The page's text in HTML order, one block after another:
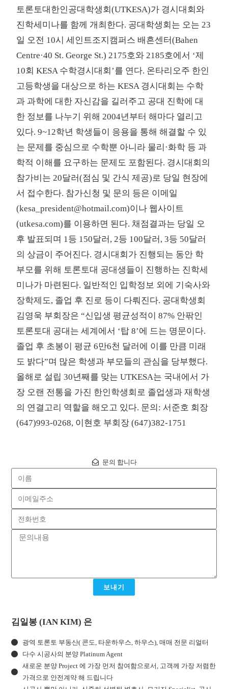
토론토대한인공대학생회(UTKESA)가 경시대회와
진학세미나를 함께 개최한다. 공대학생회는 오는 23
일 오전 10시 세인트조지캠퍼스 배흔센터(Bahen
Centre·40 St. George St.) 2175호와 2185호에서 ‘제
10회 KESA 수학경시대회’를 연다. 온타리오주 한인
고등학생을 대상으로 하는 KESA 경시대회는 수학
과 과학에 대한 자신감을 길러주고 공대 진학에 대
한 정보를 나누기 위해 2004년부터 해마다 열리고
있다. 9~12학년 학생들이 응용을 통해 해결할 수 있
는 문제를 중심으로 수학뿐 아니라 물리·화학 등 과
학적 이해를 요구하는 문제도 포함된다. 경시대회의
참가비는 20달러(점심 및 간식 제공)로 당일 현장에
서 접수한다. 참가신청 및 문의 등은 이메일
(kesa_president@hotmail.com)이나 웹사이트
(utkesa.com)를 이용하면 된다. 채점결과는 당일 오
후 발표되며 1등 150달러, 2등 100달러, 3등 50달러
의 상금이 주어진다. 경시대회가 진행되는 동안 학
부모를 위해 토론토대 공대생들이 진행하는 진학세
미나가 마련된다. 일반적인 입학정보 외에 기숙사와
장학제도, 졸업 후 진로 등이 다뤄진다. 공대학생회
김영욱 부회장은 “신입생 평균성적이 87% 안팎인
토론토대 공대는 세계에서 ‘탑 8’에 드는 명문이다.
졸업 후 초봉이 평균 6만6천 달러에 이를 만큼 미래
도 밝다”며 많은 학생과 부모들의 관심을 당부했다.
올해로 설립 30년째를 맞는 UTKESA는 국내에서 가
장 오랜 전통을 가진 한인학생회로 졸업생과 재학생
의 연결고리 역할을 해오고 있다. 문의: 서준호 회장
(647)993-0268, 이현호 부회장 (647)382-1751
문의 합니다
보내기
김일봉 (IAN KIM) 은
광역 토론토 부동산( 콘도, 타운하우스, 하우스), 매매 전문 리얼터
다수 시공사의 분양 Platinum Agent
새로운 분양 Project 에 가장 먼저 참여함으로서, 고객께 가장 저렴한
가격으로 안전계약 해 드립니다